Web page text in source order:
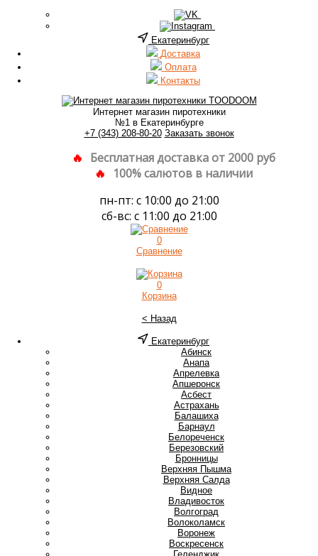
Екатеринбург
Доставка
Оплата
Контакты
Интернет магазин пиротехники
№1 в Екатеринбурге
+7 (343) 208-80-20 Заказать звонок
Бесплатная доставка от 2000 руб
100% салютов в наличии
пн-пт: с 10:00 до 21:00
сб-вс: с 11:00 до 21:00
0
Сравнение
0
Корзина
< Назад
Екатеринбург
Абинск
Анапа
Апрелевка
Апшеронск
Асбест
Астрахань
Балашиха
Барнаул
Белореченск
Березовский
Бронницы
Верхняя Пышма
Верхняя Салда
Видное
Владивосток
Волгоград
Волоколамск
Воронеж
Воскресенск